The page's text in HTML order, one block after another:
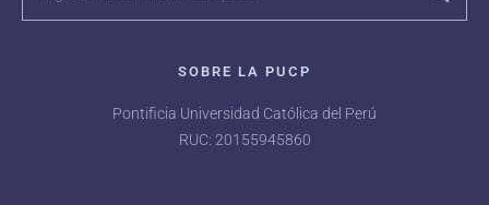
SOBRE LA PUCP
Pontificia Universidad Católica del Perú
RUC: 20155945860